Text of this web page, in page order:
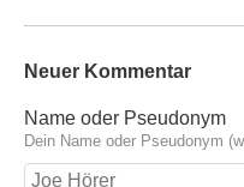
Neuer Kommentar
Name oder Pseudonym
Dein Name oder Pseudonym